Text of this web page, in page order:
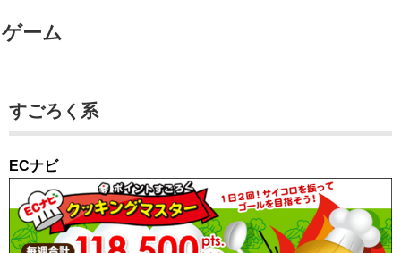
ゲーム
すごろく系
ECナビ